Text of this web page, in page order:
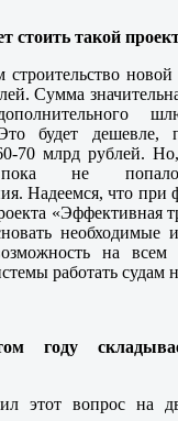
такой
Сумма
дополнительного
будет дешевле,
70 млрд рублей.
пока не
Надеемся, что при
«Эффективная
необходимые
на
работать судам
этот вопрос на